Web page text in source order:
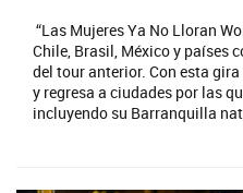
“Las Mujeres Ya No Lloran
Chile, Brasil, México y países
del tour anterior. Con esta
y regresa a ciudades por las
incluyendo su Barranquilla